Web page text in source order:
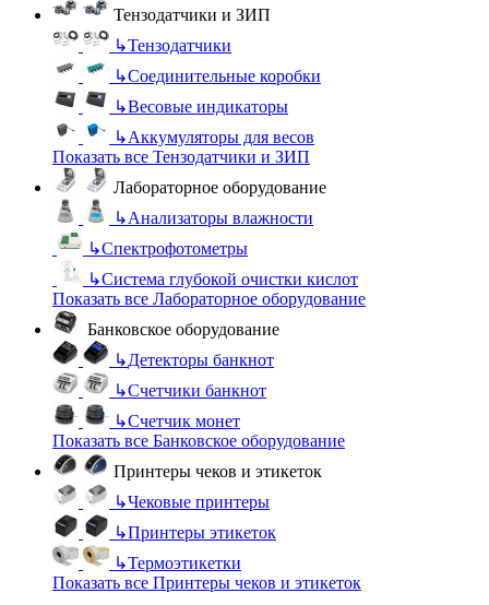
Тензодатчики и ЗИП
↳Тензодатчики
↳Соединительные коробки
↳Весовые индикаторы
↳Аккумуляторы для весов
Показать все Тензодатчики и ЗИП
Лабораторное оборудование
↳Анализаторы влажности
↳Спектрофотометры
↳Система глубокой очистки кислот
Показать все Лабораторное оборудование
Банковское оборудование
↳Детекторы банкнот
↳Счетчики банкнот
↳Счетчик монет
Показать все Банковское оборудование
Принтеры чеков и этикеток
↳Чековые принтеры
↳Принтеры этикеток
↳Термоэтикетки
Показать все Принтеры чеков и этикеток